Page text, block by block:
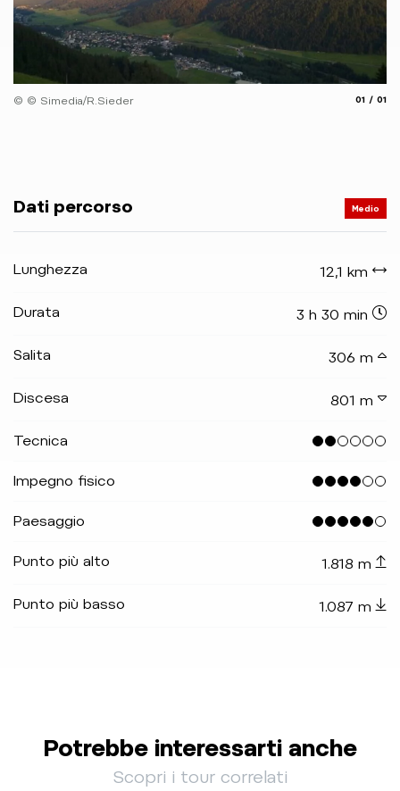
© © Simedia/R.Sieder 01 01
Dati percorso Medio
Lunghezza 12,1 km
Durata 3 h 30 min
Salita 306 m
Discesa 801 m
Tecnica
Impegno fisico
Paesaggio
Punto più alto 1.818 m
Punto più basso 1.087 m
Potrebbe interessarti anche
Scopri i tour correlati